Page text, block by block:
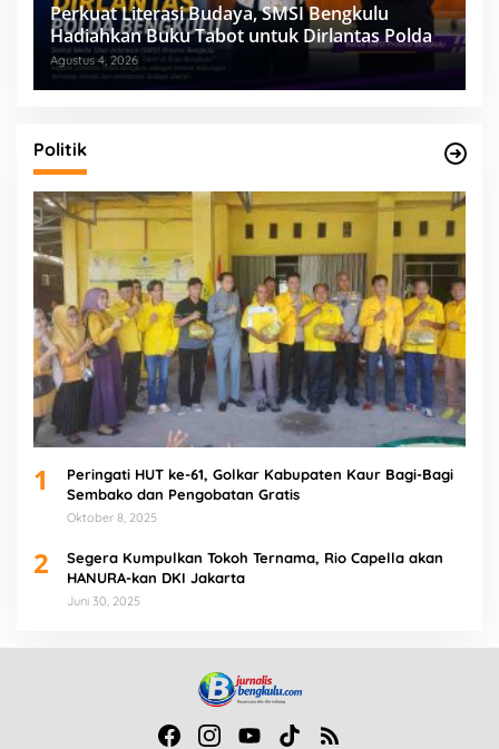
Perkuat Literasi Budaya, SMSI Bengkulu
Hadiahkan Buku Tabot untuk Dirlantas Polda
Agustus 4, 2026
Politik
1
Peringati HUT ke-61, Golkar Kabupaten Kaur Bagi-Bagi
Sembako dan Pengobatan Gratis
Oktober 8, 2025
2
Segera Kumpulkan Tokoh Ternama, Rio Capella akan
HANURA-kan DKI Jakarta
Juni 30, 2025